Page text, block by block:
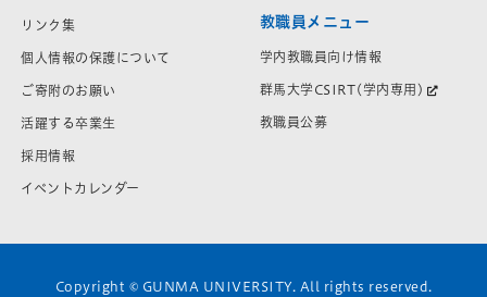
リンク集
個人情報の保護について
ご寄附のお願い
活躍する卒業生
採用情報
イベントカレンダー
教職員メニュー
学内教職員向け情報
群馬大学CSIRT(学内専用)
教職員公募
Copyright © GUNMA UNIVERSITY. All rights reserved.